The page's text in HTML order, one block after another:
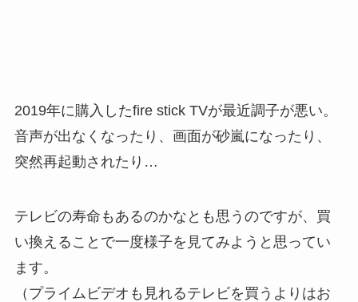
2019年に購入したfire stick TVが最近調子が悪い。
音声が出なくなったり、画面が砂嵐になったり、
突然再起動されたり…
テレビの寿命もあるのかなとも思うのですが、買
い換えることで一度様子を見てみようと思ってい
ます。
（プライムビデオも見れるテレビを買うよりはお